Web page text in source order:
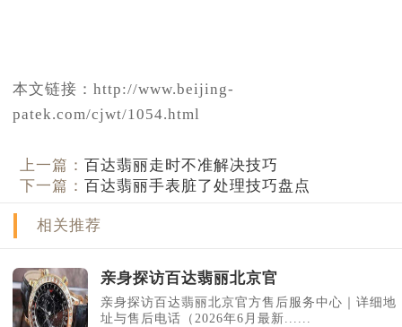
本文链接：http://www.beijing-
patek.com/cjwt/1054.html
上一篇： 百达翡丽走时不准解决技巧
下一篇： 百达翡丽手表脏了处理技巧盘点
相关推荐
亲身探访百达翡丽北京官
亲身探访百达翡丽北京官方售后服务中心｜详细地
址与售后电话（2026年6月最新......